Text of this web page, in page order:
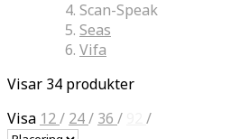
Scan-Speak
Seas
Vifa
Visar 34 produkter
Visa 12/ 24/ 36 / /